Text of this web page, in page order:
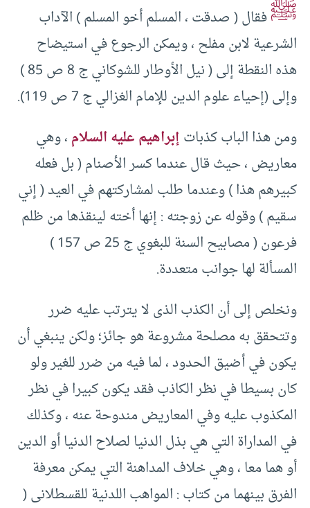
ﷺفقال (‏ صدقت ، المسلم أخو المسلم )‏ الآداب
الشرعية لابن مفلح ، ويمكن الرجوع في استيضاح
هذه النقطة إلى (‏ نيل الأوطار للشوكاني ج ‏8 ص ‏85 )‏
وإلى (‏إحياء علوم الدين للإمام الغزالي ج ‏7 ص ‏119)‏.‏
ومن هذا الباب كذباتإبراهيم عليه السلام، وهي
معاريض ، حيث قال عندما كسر الأصنام (‏ بل فعله
كبيرهم هذا )‏ وعندما طلب لمشاركتهم في العيد (‏ إني
سقيم )‏ وقوله عن زوجته :‏ إنها أخته لينقذها من ظلم
فرعون (‏ مصابيح السنة للبغوي ج ‏25 ص ‏157 )‏
المسألة لها جوانب متعددة.
ونخلص إلى أن الكذب الذى لا يترتب عليه ضرر
وتتحقق به مصلحة مشروعة هو جائز؛ ولكن ينبغي أن
يكون في أضيق الحدود ، لما فيه من ضرر للغير ولو
كان بسيطا في نظر الكاذب فقد يكون كبيرا في نظر
المكذوب عليه وفي المعاريض مندوحة عنه ، وكذلك
في المداراة التي هي بذل الدنيا لصلاح الدنيا أو الدين
أو هما معا ، وهي خلاف المداهنة التي يمكن معرفة
الفرق بينهما من كتاب :‏ المواهب اللدنية للقسطلانى (‏